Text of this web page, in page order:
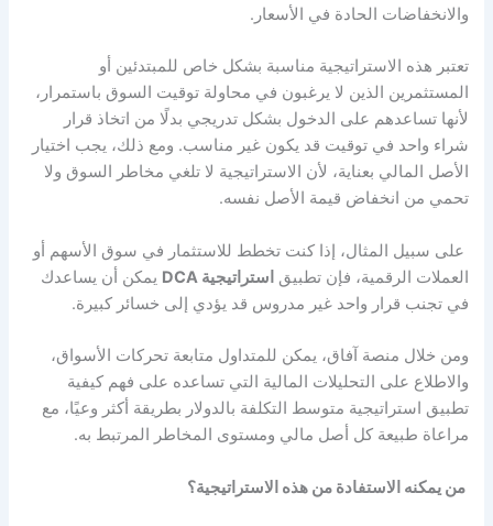
والانخفاضات الحادة في الأسعار.
تعتبر هذه الاستراتيجية مناسبة بشكل خاص للمبتدئين أو
المستثمرين الذين لا يرغبون في محاولة توقيت السوق باستمرار،
لأنها تساعدهم على الدخول بشكل تدريجي بدلًا من اتخاذ قرار
شراء واحد في توقيت قد يكون غير مناسب. ومع ذلك، يجب اختيار
الأصل المالي بعناية، لأن الاستراتيجية لا تلغي مخاطر السوق ولا
تحمي من انخفاض قيمة الأصل نفسه.
على سبيل المثال، إذا كنت تخطط للاستثمار في سوق الأسهم أو
العملات الرقمية، فإن تطبيق استراتيجية DCA
يمكن أن يساعدك
في تجنب قرار واحد غير مدروس قد يؤدي إلى خسائر كبيرة.
ومن خلال منصة آفاق، يمكن للمتداول متابعة تحركات الأسواق،
والاطلاع على التحليلات المالية التي تساعده على فهم كيفية
تطبيق استراتيجية متوسط التكلفة بالدولار بطريقة أكثر وعيًا، مع
مراعاة طبيعة كل أصل مالي ومستوى المخاطر المرتبط به.
من يمكنه الاستفادة من هذه الاستراتيجية؟